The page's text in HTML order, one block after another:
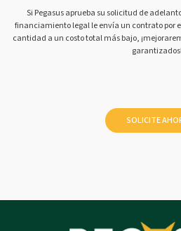
Si Pegasus aprueba su solicitud de
financiamiento legal le envía un contrato por
cantidad a un costo total más bajo,
garantizados!